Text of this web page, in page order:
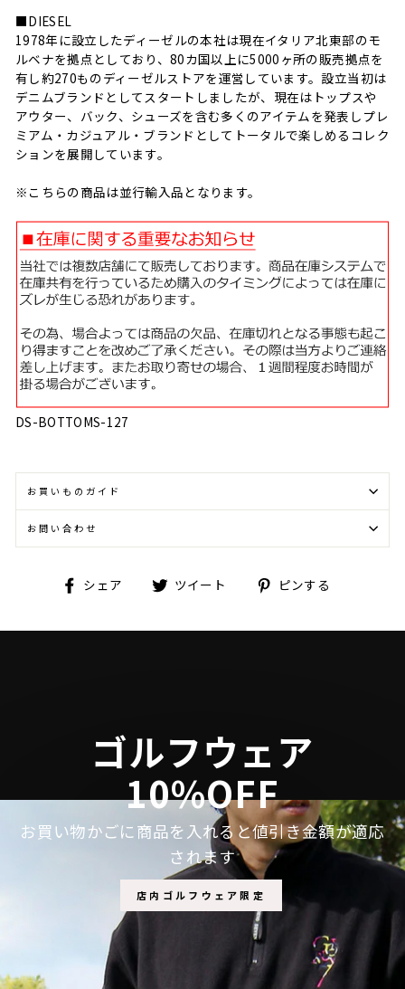
■DIESEL
1978年に設立したディーゼルの本社は現在イタリア北東部のモ
ルベナを拠点としており、80カ国以上に5000ヶ所の販売拠点を
有し約270ものディーゼルストアを運営しています。設立当初は
デニムブランドとしてスタートしましたが、現在はトップスや
アウター、バック、シューズを含む多くのアイテムを発表しプレ
ミアム・カジュアル・ブランドとしてトータルで楽しめるコレク
ションを展開しています。
※こちらの商品は並行輸入品となります。
DS-BOTTOMS-127
お買いものガイド
お問い合わせ
シェア
Facebookツイート
Twitterピンする
ゴルフウェア
10%OFF
お買い物かごに商品を入れると値引き金額が適応
されます
店内ゴルフウェア限定